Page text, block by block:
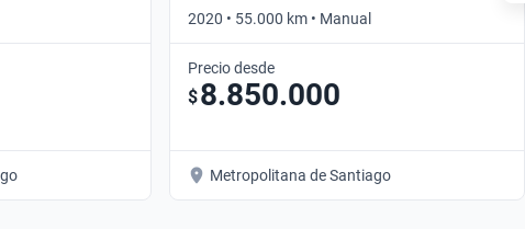
2020 • 55.000 km • Manual
Precio desde
$8.850.000
Metropolitana de Santiago